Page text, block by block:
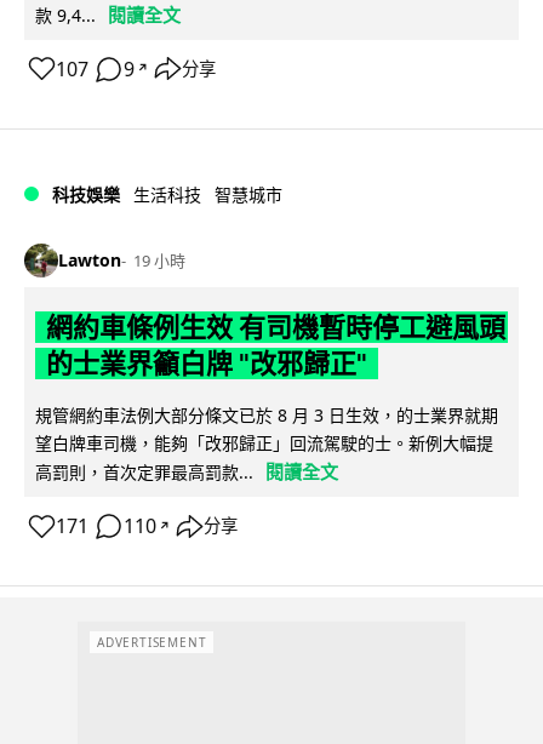
款 9,4...
閱讀全文
107 9 ↗ 分享
科技娛樂 生活科技 智慧城市
Lawton 19 小時
網約車條例生效 有司機暫時停工避風頭
的士業界籲白牌 "改邪歸正"
規管網約車法例大部分條文已於 8 月 3 日生效，的士業界就期
望白牌車司機，能夠「改邪歸正」回流駕駛的士。新例大幅提
高罰則，首次定罪最高罰款...
閱讀全文
171 110 ↗ 分享
ADVERTISEMENT